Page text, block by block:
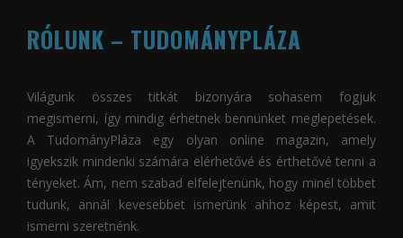
RÓLUNK – TUDOMÁNYPLÁZA
Világunk összes titkát bizonyára sohasem fogjuk
megismerni, így mindig érhetnek bennünket meglepetések.
A TudományPláza egy olyan online magazin, amely
igyekszik mindenki számára elérhetővé és érthetővé tenni a
tényeket. Ám, nem szabad elfelejtenünk, hogy minél többet
tudunk, annál kevesebbet ismerünk ahhoz képest, amit
ismerni szeretnénk.